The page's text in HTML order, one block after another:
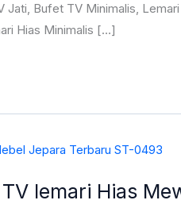
Bufet TV Minimalis, Lemari
Hias Minimalis […]
lemari Hias